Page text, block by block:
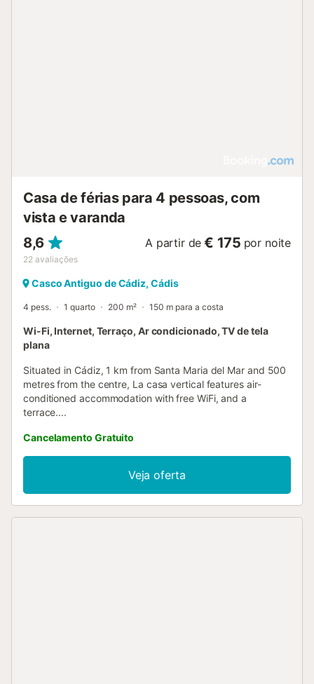
Casa de férias para 4 pessoas, com
vista e varanda
8,6
22 avaliações
A partir de € 175 por noite
Casco Antiguo de Cádiz, Cádis
4 pess. 1 quarto 200 m² 150 m para a costa
Wi-Fi, Internet, Terraço, Ar condicionado, TV de tela
plana
Situated in Cádiz, 1 km from Santa Maria del Mar and 500
metres from the centre, La casa vertical features air-
conditioned accommodation with free WiFi, and a
terrace....
Cancelamento Gratuito
Veja oferta